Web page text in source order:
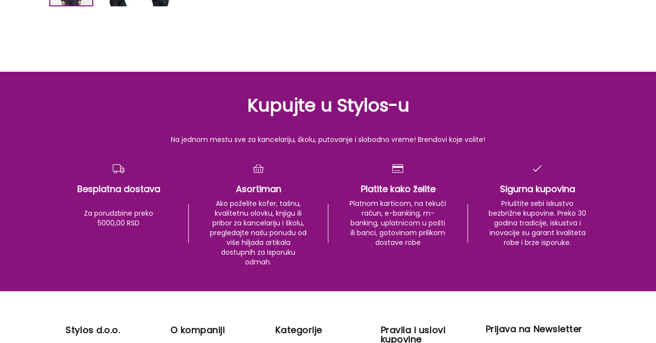
images
Kupujte u Stylos-u
Na jednom mestu sve za kancelariju, školu, putovanje i slobodno vreme! Brendovi koje volite!
Besplatna dostava
Za porudzbine preko
5000,00 RSD
Asortiman
Ako poželite kofer, tašnu,
kvalitetnu olovku, knjigu ili
pribor za kancelariju i školu,
pregledajte našu ponudu od
više hiljada artikala
dostupnih za isporuku
odmah.
Platite kako želite
Platnom karticom, na tekući
račun, e-banking, m-
banking, uplatnicom u pošti
ili banci, gotovinom prilikom
dostave robe
Sigurna kupovina
Priuštite sebi iskustvo
bezbrižne kupovine. Preko 30
godina tradicije, iskustva i
inovacije su garant kvaliteta
robe i brze isporuke.
Stylos d.o.o. O kompaniji Kategorije Pravila i uslovi
kupovine
Prijava na Newsletter